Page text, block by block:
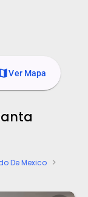
Ver Mapa
De Mexico chevron_right